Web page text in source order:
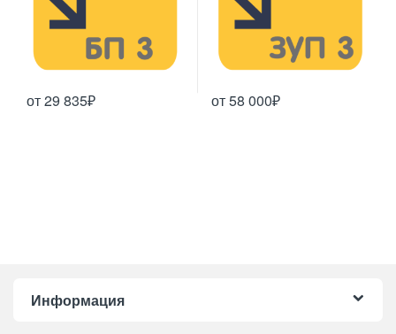
от29 835₽ от58 000₽
Информация